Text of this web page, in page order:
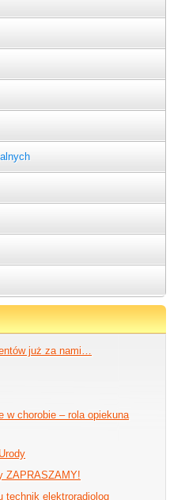
już za nami…
w chorobie – rola opiekuna
ZAPRASZAMY!
technik elektroradiolog